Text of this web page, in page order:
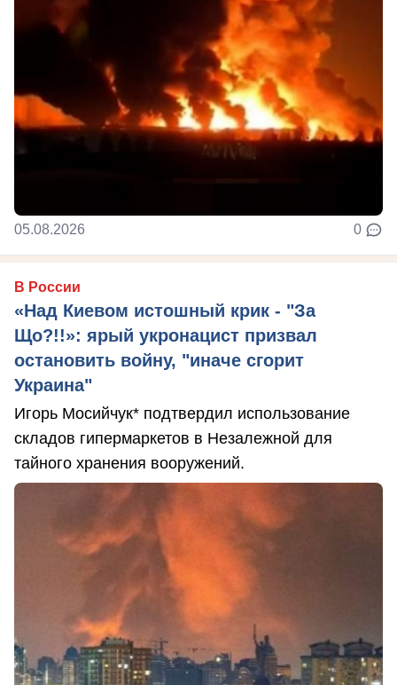
05.08.2026 0
В России
«Над Киевом истошный крик - "За
Що?!!»: ярый укронацист призвал
остановить войну, "иначе сгорит
Украина"
Игорь Мосийчук* подтвердил использование
складов гипермаркетов в Незалежной для
тайного хранения вооружений.